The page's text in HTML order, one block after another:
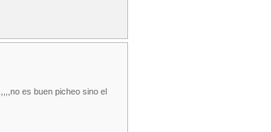
es buen picheo sino el